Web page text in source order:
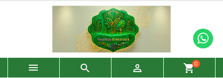
   shopping_cart0